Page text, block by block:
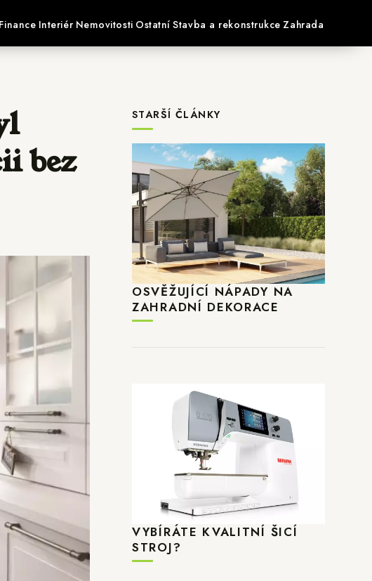
Finance Interiér Nemovitosti Ostatní Stavba a rekonstrukce Zahrada
bez
STARŠÍ ČLÁNKY
OSVĚŽUJÍCÍ NÁPADY NA
ZAHRADNÍ DEKORACE
VYBÍRÁTE KVALITNÍ ŠICÍ
STROJ?